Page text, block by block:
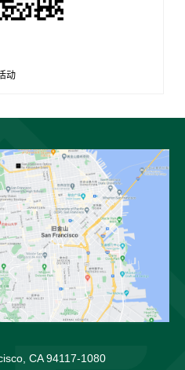
动
CA 94117-1080